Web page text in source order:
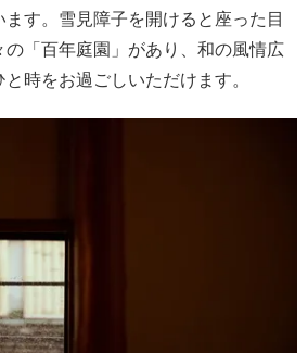
す。雪見障子を開けると座った目
「百年庭園」があり、和の風情広
時をお過ごしいただけます。